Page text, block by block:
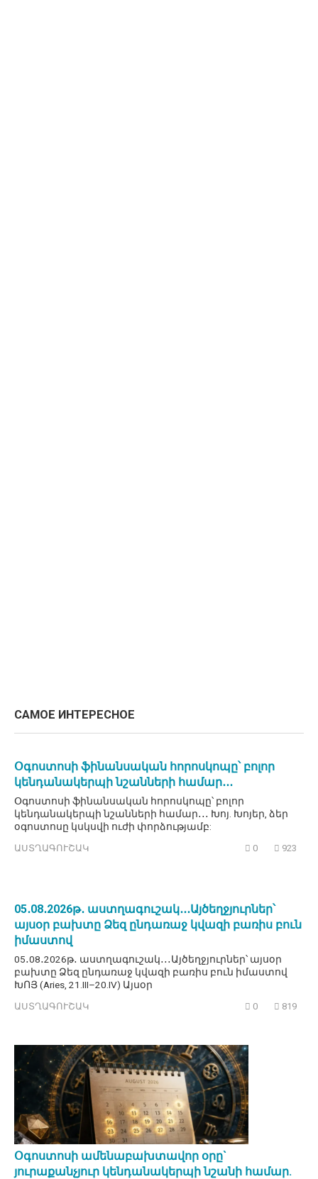
САМОЕ ИНТЕРЕСНОЕ
Օգոստոսի ֆինանսական հորոսկոպը՝ բոլոր
կենդանակերպի նշանների համար․․․
Օգոստոսի ֆինանսական հորոսկոպը՝ բոլոր
կենդանակերպի նշանների համար․․․ Խոյ. Խոյեր, ձեր
օգոստոսը կսկսվի ուժի փորձությամբ:
ԱՍՏՂԱԳՈՒՇԱԿ 0 923
05․08․2026թ․ աստղագուշակ․․․Այծեղջյուրներ՝
այսօր բախտը Ձեզ ընդառաջ կվազի բառիս բուն
իմաստով
05․08․2026թ․ աստղագուշակ․․․Այծեղջյուրներ՝ այսօր
բախտը Ձեզ ընդառաջ կվազի բառիս բուն իմաստով
ԽՈՅ (Aries, 21.III–20.IV) Այսօր
ԱՍՏՂԱԳՈՒՇԱԿ 0 819
Օգոստոսի ամենաբախտավոր օրը`
յուրաքանչյուր կենդանակերպի նշանի համար.